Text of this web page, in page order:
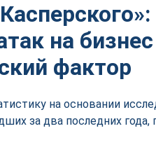
на
фактор
на основании
за два последних года,